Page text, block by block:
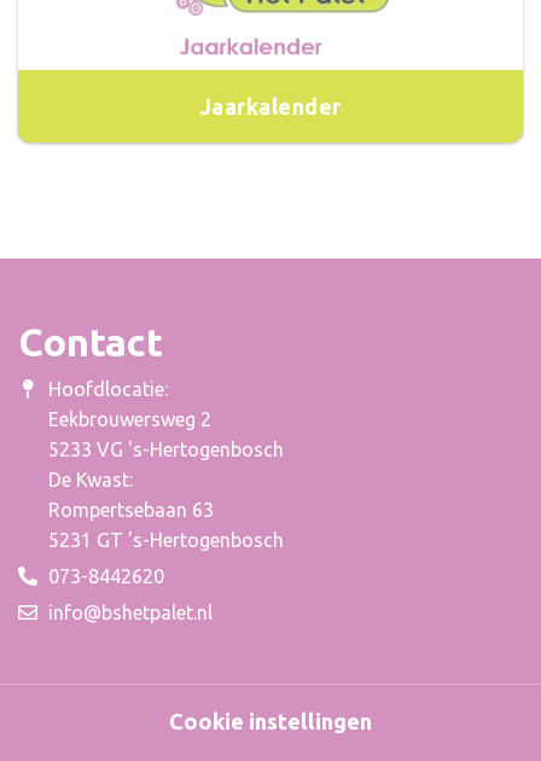
Jaarkalender
Contact
Hoofdlocatie:
Eekbrouwersweg 2
5233 VG 's-Hertogenbosch
De Kwast:
Rompertsebaan 63
5231 GT 's-Hertogenbosch
073-8442620
info@bshetpalet.nl
Cookie instellingen